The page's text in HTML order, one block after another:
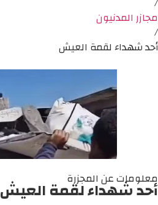
مجازر المدنيون
/
أحد شهداء لقمة العيش
معلومات عن المجزرة
أحد شهداء لقمة العيش